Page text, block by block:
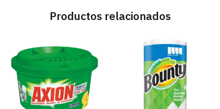
Productos relacionados